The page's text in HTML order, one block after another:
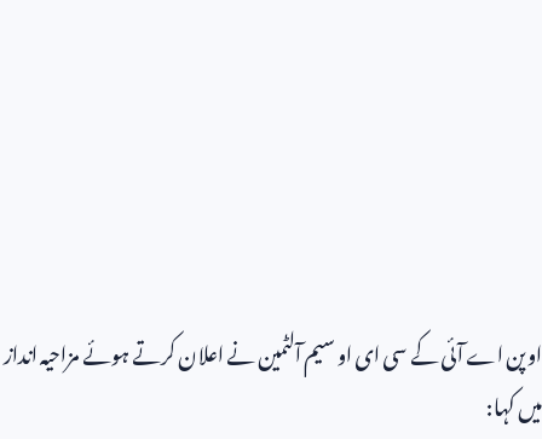
اوپن اے آئی کے سی ای او سیم آلٹمین نے اعلان کرتے ہوئے مزاحیہ انداز
میں کہا: